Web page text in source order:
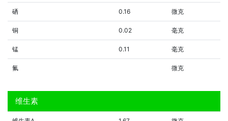
硒 0.16 微克
铜 0.02 毫克
锰 0.11 毫克
氟 微克
维生素